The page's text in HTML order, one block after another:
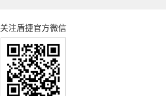
关注盾捷官方微信